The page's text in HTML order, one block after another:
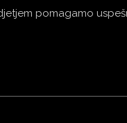
pomagamo